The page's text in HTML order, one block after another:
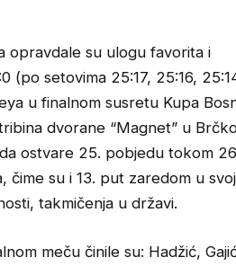
opravdale su ulogu favorita i
(po setovima 25:17, 25:16,
u finalnom susretu Kupa
dvorane “Magnet” u
ostvare 25. pobjedu tokom 26
čime su i 13. put zaredom u
takmičenja u državi.
meču činile su: Hadžić,